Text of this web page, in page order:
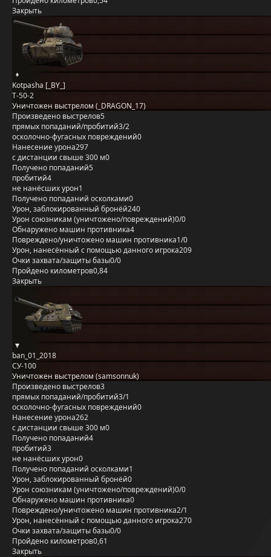
Закрыть
Kotpasha [_BY_]
Т-50-2
Уничтожен выстрелом (_DRAGON_17)
Произведено выстрелов5
прямых попаданий/пробитий3/2
осколочно-фугасных повреждений0
Нанесение урона297
с дистанции свыше 300 м0
Получено попаданий5
пробитий4
не нанёсших урон1
Получено попаданий осколками0
Урон, заблокированный бронёй240
Урон союзникам (уничтожено/повреждений)0/0
Обнаружено машин противника4
Повреждено/уничтожено машин противника1/0
Урон, нанесённый с помощью данного игрока209
Очки захвата/защиты базы0/0
Пройдено километров0,84
Закрыть
ban_01_2018
СУ-100
Уничтожен выстрелом (samsonnuk)
Произведено выстрелов3
прямых попаданий/пробитий3/1
осколочно-фугасных повреждений0
Нанесение урона262
с дистанции свыше 300 м0
Получено попаданий4
пробитий3
не нанёсших урон0
Получено попаданий осколками1
Урон, заблокированный бронёй0
Урон союзникам (уничтожено/повреждений)0/0
Обнаружено машин противника0
Повреждено/уничтожено машин противника2/1
Урон, нанесённый с помощью данного игрока270
Очки захвата/защиты базы0/0
Пройдено километров0,61
Закрыть